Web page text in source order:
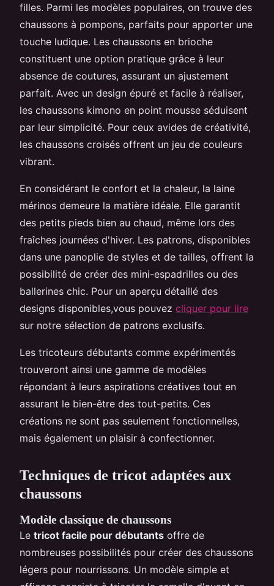
filles. Parmi les modèles populaires, on trouve des
chaussons à pompons, parfaits pour apporter une
touche ludique. Les chaussons en brioche
constituent une option pratique grâce à leur
absence de coutures, assurant un ajustement
parfait. Avec un design épuré et facile à réaliser,
les chaussons kimono en point mousse séduisent
par leur simplicité. Pour ceux avides de créativité,
les chaussons croisés offrent un jeu de couleurs
vibrant.
En considérant le confort et la chaleur, la laine
mérinos demeure la matière idéale. Elle garantit
des petits pieds bien au chaud, même lors des
fraîches journées d'hiver. Les patrons, disponibles
dans une panoplie de styles et de tailles, offrent la
possibilité de créer des mini-espadrilles ou des
ballerines chic. Pour un aperçu détaillé des
designs disponibles,vous pouvez cliquer pour lire
sur notre sélection de patrons exclusifs.
Les tricoteurs débutants comme expérimentés
trouveront ainsi une gamme de modèles
répondant à leurs aspirations créatives tout en
assurant le bien-être des tout-petits. Ces
créations ne sont pas seulement fonctionnelles,
mais également un plaisir à confectionner.
Techniques de tricot adaptées aux
chaussons
Modèle classique de chaussons
Le tricot facile pour débutants offre de
nombreuses possibilités pour créer des chaussons
légers pour nourrissons. Un modèle simple et